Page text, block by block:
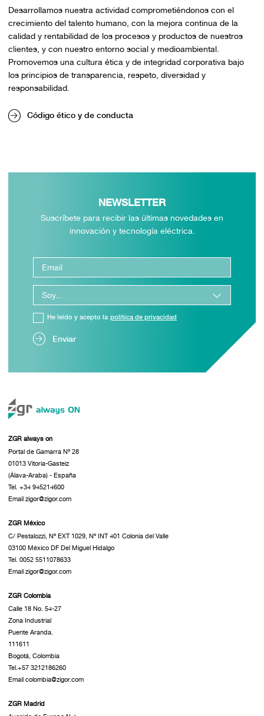
Desarrollamos nuestra actividad comprometiéndonos con el
crecimiento del talento humano, con la mejora continua de la
calidad y rentabilidad de los procesos y productos de nuestros
clientes, y con nuestro entorno social y medioambiental.
Promovemos una cultura ética y de integridad corporativa bajo
los principios de transparencia, respeto, diversidad y
responsabilidad.
Código ético y de conducta
NEWSLETTER
Suscríbete para recibir las últimas novedades en
innovación y tecnología eléctrica.
Enviar
He leído y acepto la política de privacidad
ZGR always on
Portal de Gamarra Nº 28
01013 Vitoria-Gasteiz
(Álava-Araba) - España
Tel. +34 945214600
Email zigor@zigor.com
ZGR México
C/ Pestalozzi, Nº EXT 1029, Nº INT 401 Colonia del Valle
03100 México DF Del Miguel Hidalgo
Tel. 0052 5511078633
Email zigor@zigor.com
ZGR Colombia
Calle 18 No. 54-27
Zona Industrial
Puente Aranda.
111611
Bogotá, Colombia
Tel.+57 3212186260
Email colombia@zigor.com
ZGR Madrid